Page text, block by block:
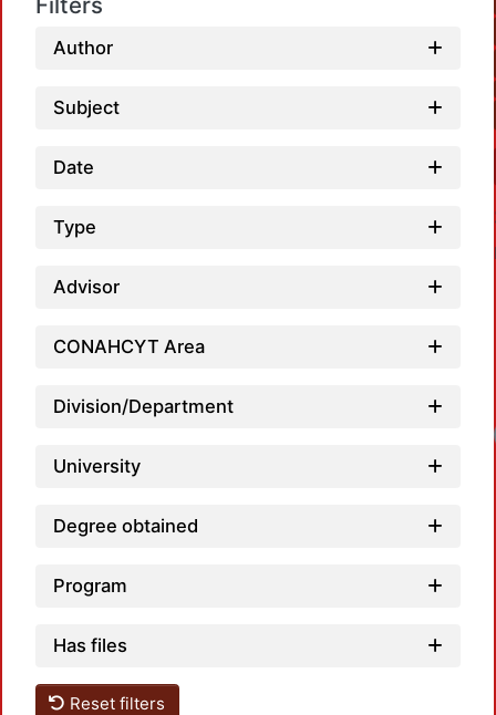
Author
Subject
Date
Type
Advisor
CONAHCYT Area
Division/Department
University
Degree obtained
Program
Has files
Reset filters